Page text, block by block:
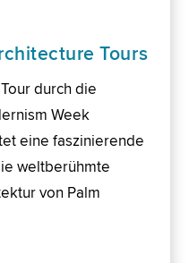
Tours
durch die
Week
eine faszinierende
weltberühmte
von Palm